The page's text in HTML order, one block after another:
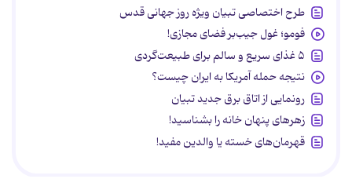
طرح اختصاصی تبیان ویژه روز جهانی قدس
فومو؛ غول جیب‌بر فضای مجازی!
۵ غذای سریع و سالم برای طبیعت‌گردی
نتیجه حمله آمریکا به ایران چیست؟
رونمایی از اتاق برق جدید تبیان
زهرهای پنهان خانه را بشناسید!
قهرمان‌های خسته یا والدین مفید!